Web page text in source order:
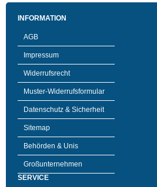
INFORMATION
AGB
Impressum
Widerrufsrecht
Muster-Widerrufsformular
Datenschutz & Sicherheit
Sitemap
Behörden & Unis
Großunternehmen
SERVICE